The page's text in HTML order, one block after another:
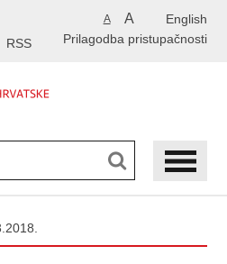
English
A A
Prilagodba pristupačnosti
RSS